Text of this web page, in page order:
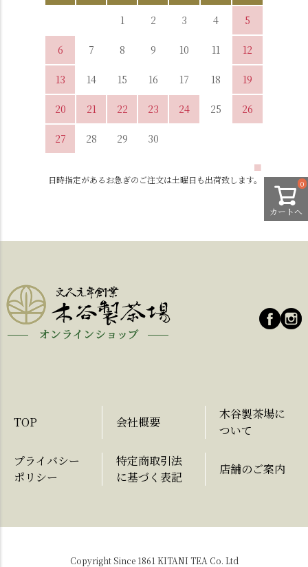
カートへ
0
1 2 3 4 5
6 7 8 9 10 11 12
13 14 15 16 17 18 19
20 21 22 23 24 25 26
27 28 29 30
■
日時指定があるお急ぎのご注文は土曜日も出荷致します。
TOP 会社概要
木谷製茶場に
ついて
プライバシー
ポリシー
特定商取引法
に基づく表記
店舗のご案内
Copyright Since 1861 KITANI TEA Co. Ltd